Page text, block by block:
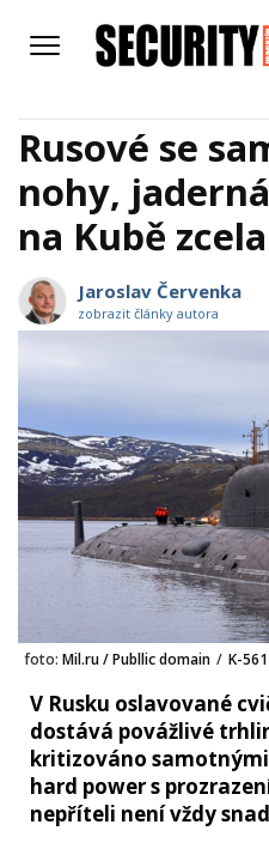
Rusové se
nohy,
na Kubě
Jaroslav Červenka
zobrazit články autora
foto: Mil.ru / Publlic domain / K-
V Rusku oslavované
dostává povážlivé
kritizováno
hard power s
nepříteli není vždy